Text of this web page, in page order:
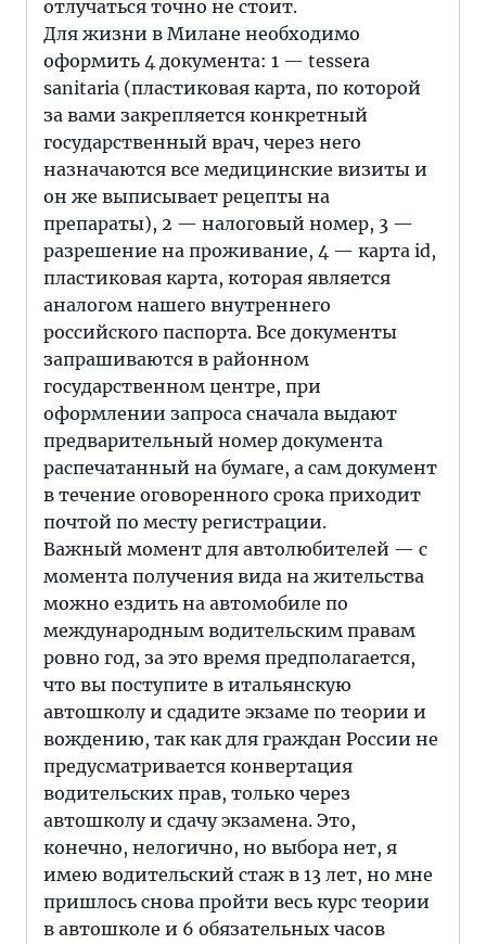
отлучаться точно не стоит.
Для жизни в Милане необходимо
оформить 4 документа: 1 — tessera
sanitaria (пластиковая карта, по которой
за вами закрепляется конкретный
государственный врач, через него
назначаются все медицинские визиты и
он же выписывает рецепты на
препараты), 2 — налоговый номер, 3 —
разрешение на проживание, 4 — карта id,
пластиковая карта, которая является
аналогом нашего внутреннего
российского паспорта. Все документы
запрашиваются в районном
государственном центре, при
оформлении запроса сначала выдают
предварительный номер документа
распечатанный на бумаге, а сам документ
в течение оговоренного срока приходит
почтой по месту регистрации.
Важный момент для автолюбителей — с
момента получения вида на жительства
можно ездить на автомобиле по
международным водительским правам
ровно год, за это время предполагается,
что вы поступите в итальянскую
автошколу и сдадите экзаме по теории и
вождению, так как для граждан России не
предусматривается конвертация
водительских прав, только через
автошколу и сдачу экзамена. Это,
конечно, нелогично, но выбора нет, я
имею водительский стаж в 13 лет, но мне
пришлось снова пройти весь курс теории
в автошколе и 6 обязательных часов